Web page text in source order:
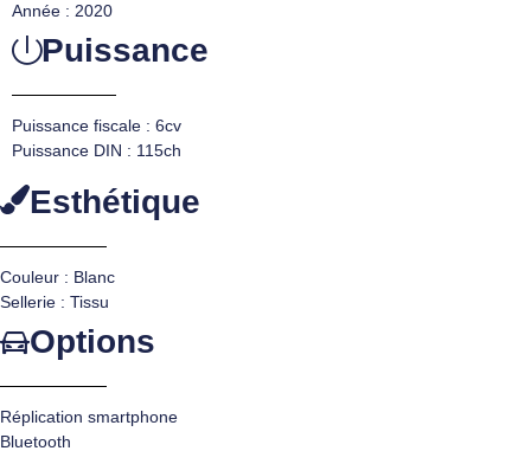
Année : 2020
Puissance
Puissance fiscale : 6cv
Puissance DIN : 115ch
Esthétique
Couleur : Blanc
Sellerie : Tissu
Options
Réplication smartphone
Bluetooth